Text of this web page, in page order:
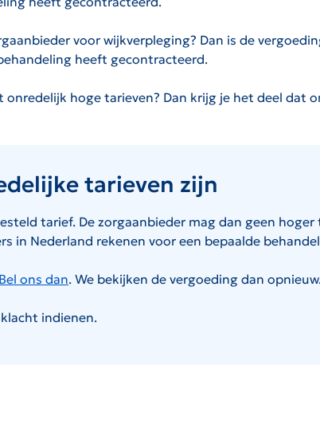
voor wijkverpleging? Dan is de
heeft gecontracteerd.
hoge tarieven? Dan krijg je het deel dat
tarieven zijn
tarief. De zorgaanbieder mag dan geen
in Nederland rekenen voor een bepaalde
Bel ons dan. We bekijken de vergoeding dan
indienen.